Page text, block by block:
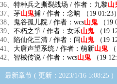
36、 特种兵之撕裂战场 / 作者：九黎山
37、 茅山鬼捕 / 作者：念响 （19 01:23）
38、
鬼谷孤儿院 / 作者：wcs山鬼（19
39、 不朽之爭 / 作者：女禾山鬼（19
40、
陷仙化三清 / 作者：问 山鬼（19
41、 大唐声望系统 / 作者：萌新山鬼（
42、 智械传说 / 作者：wcs山鬼（19
最新章节 ( 更新：2023/1/16 5:08:25 )